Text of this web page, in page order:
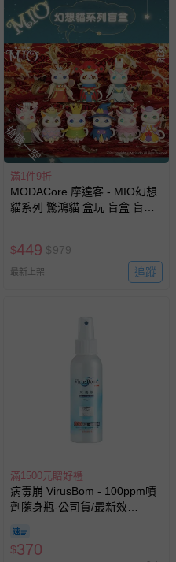
日書、姓名貼等）。
籍如經拆封、使用，則酌收整
或電腦軟體（例如 DVD、CD
內容或一經提供即為完成之線
意始提供（例如線上課程、遊
包巾與背巾、包屁衣、學習
已貼上「不可拆封」，或具警
。
務。
見： 退換貨 & 退款問題
限台灣本島。如您位於離島地
據商品需加收離島運費。廠商
、偏遠地區、樓層親送等加價
單個人資料內的查詢訂單內，
搶購一空
滿1件9折
MODACore 摩達客 - MIO幻想
貓系列 驚鴻貓 盒玩 盲盒 盲抽
$449 $979
最新上架 追蹤
滿1500元贈好禮
病毒崩 VirusBom - 100ppm噴
劑隨身瓶-公司貨/最新效
$370